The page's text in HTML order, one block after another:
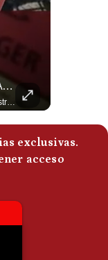
¿Qué Pasa Si Irán CIERRA El Estrecho De Ormuz? | #radar24
Un eventual control iraní sobre el estrecho de Ormuz cambiaría radicalmente el equilibrio de poder, así lo explicó el analista Roberto Heimovits. Además, explicó que países como Arabia Saudita, Qatar, Emiratos Árabes Unidos, Irak y Kuwait dependen de esa ruta para exportar petróleo, gas y fertilizantes. #Geopolitica #Irán #EstrechoDeOrmuz #Petroleo #NoticiasInternacionales #RobertoHeimovits #Shorts 👉 Suscríbete y activa la campana para no perderte nuestro análisis diario. 🌎 Síguenos en nuestras redes sociales: 📌 Web oficial: https://gestion.pe/mundo/ 📌 LinkedIn: http://bit.ly/3HYIET0 📌 X (Twitter): http://bit.ly/4noZtX9 📌 TikTok: http://bit.ly/4evB6TO